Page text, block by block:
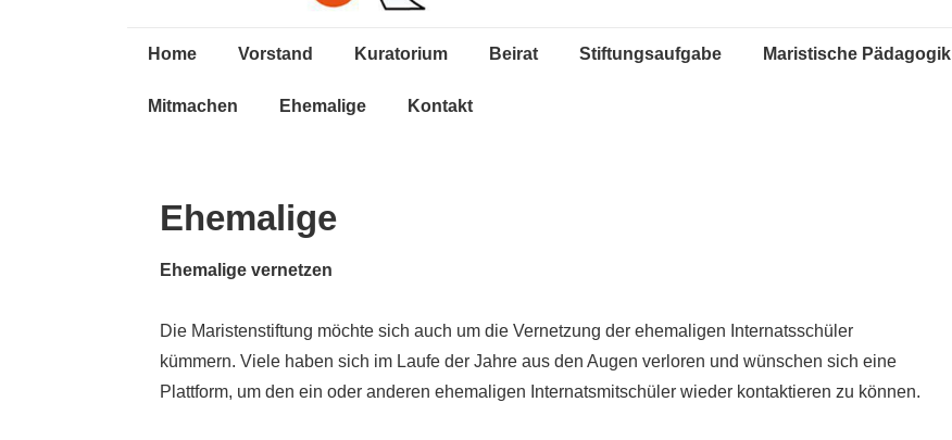
Home Vorstand Kuratorium Beirat Stiftungsaufgabe Maristische Pädagogik
Mitmachen Ehemalige Kontakt
Ehemalige
Ehemalige vernetzen
Die Maristenstiftung möchte sich auch um die Vernetzung der ehemaligen Internatsschüler
kümmern. Viele haben sich im Laufe der Jahre aus den Augen verloren und wünschen sich eine
Plattform, um den ein oder anderen ehemaligen Internatsmitschüler wieder kontaktieren zu können.